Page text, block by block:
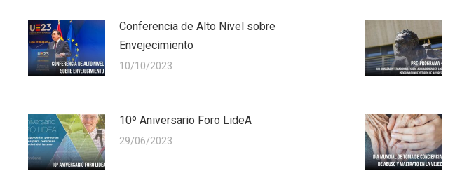
Conferencia de Alto Nivel sobre
Envejecimiento
10/10/2023
10º Aniversario Foro LideA
29/06/2023